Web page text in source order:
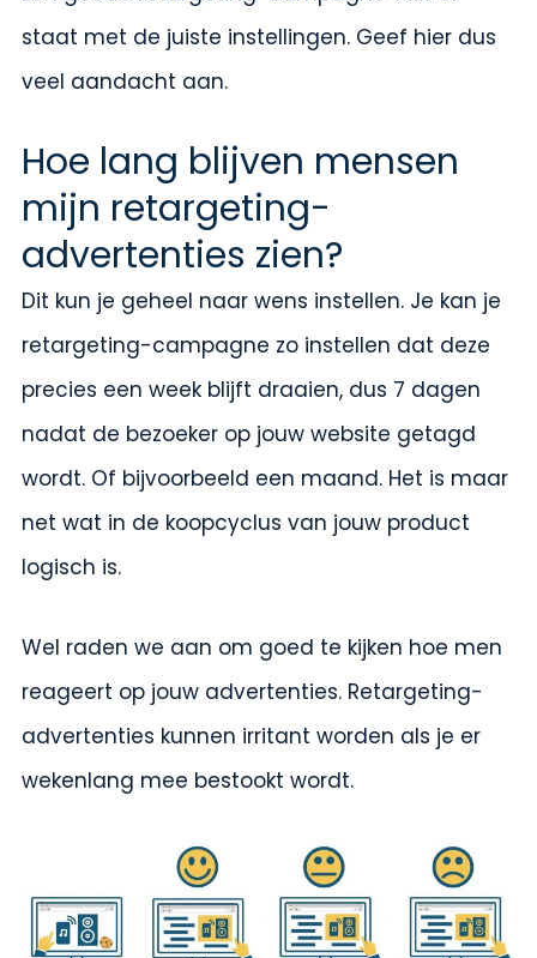
staat met de juiste instellingen. Geef hier dus
veel aandacht aan.
Hoe lang blijven mensen
mijn retargeting-
advertenties zien?
Dit kun je geheel naar wens instellen. Je kan je
retargeting-campagne zo instellen dat deze
precies een week blijft draaien, dus 7 dagen
nadat de bezoeker op jouw website getagd
wordt. Of bijvoorbeeld een maand. Het is maar
net wat in de koopcyclus van jouw product
logisch is.
Wel raden we aan om goed te kijken hoe men
reageert op jouw advertenties. Retargeting-
advertenties kunnen irritant worden als je er
wekenlang mee bestookt wordt.